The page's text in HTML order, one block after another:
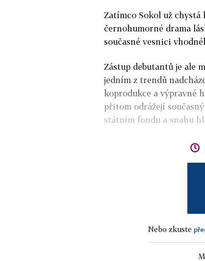
Zatímco Sokol už
černohumorné drama
současné vesnici
Zástup debutantů je ale
jedním z trendů
koprodukce a výpravné
přitom odrážejí
státním fondu a snahu
Nebo zkuste